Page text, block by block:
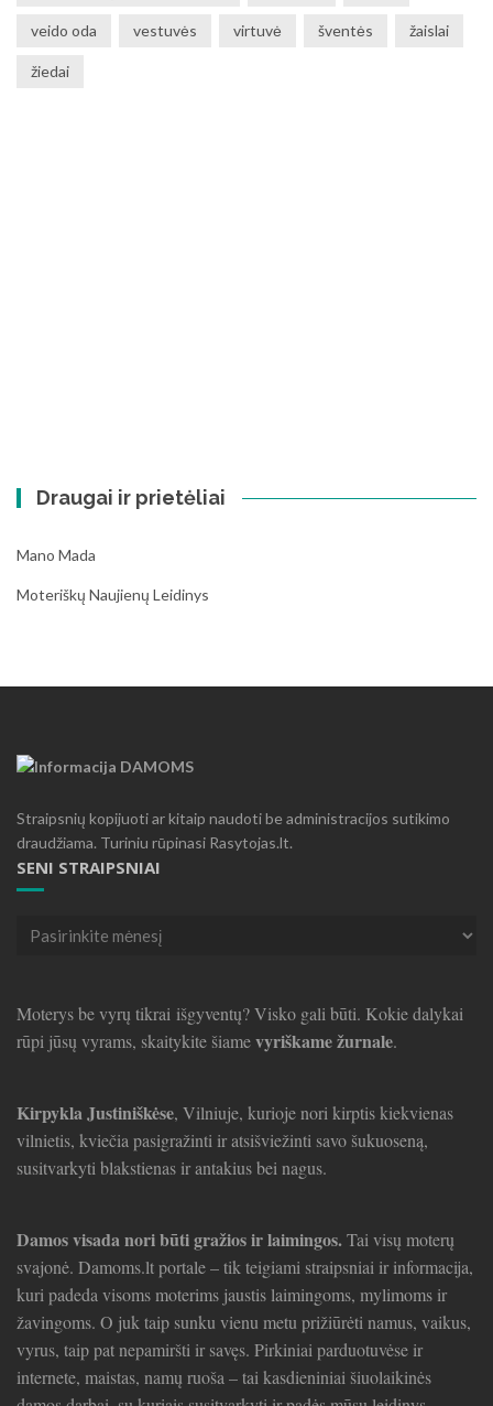
veido oda vestuvės virtuvė šventės žaislai
žiedai
Draugai ir prietėliai
Mano Mada
Moteriškų Naujienų Leidinys
Straipsnių kopijuoti ar kitaip naudoti be administracijos sutikimo
draudžiama. Turiniu rūpinasi Rasytojas.lt.
SENI STRAIPSNIAI
Seni
Moterys be vyrų tikrai išgyventų? Visko gali būti. Kokie dalykai
rūpi jūsų vyrams, skaitykite šiamevyriškame žurnale.
Kirpykla Justiniškėse, Vilniuje, kurioje nori kirptis kiekvienas
vilnietis, kviečia pasigražinti ir atsišviežinti savo šukuoseną,
susitvarkyti blakstienas ir antakius bei nagus.
Damos visada nori būti gražios ir laimingos.Tai visų moterų
svajonė. Damoms.lt portale – tik teigiami straipsniai ir informacija,
kuri padeda visoms moterims jaustis laimingoms, mylimoms ir
žavingoms. O juk taip sunku vienu metu prižiūrėti namus, vaikus,
vyrus, taip pat nepamiršti ir savęs. Pirkiniai parduotuvėse ir
internete, maistas, namų ruoša – tai kasdieniniai šiuolaikinės